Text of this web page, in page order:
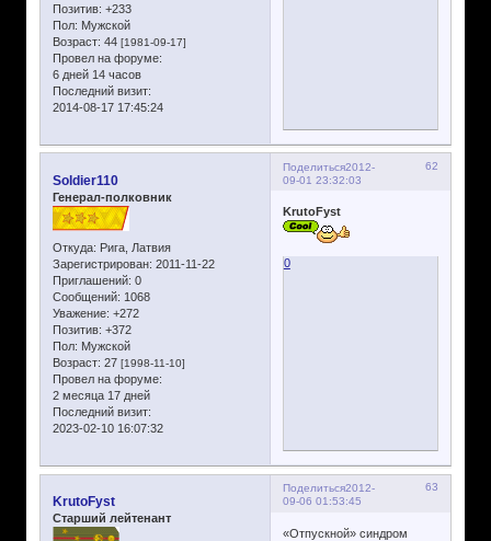
Позитив: +233
Пол: Мужской
Возраст: 44 [1981-09-17]
Провел на форуме:
6 дней 14 часов
Последний визит:
2014-08-17 17:45:24
Поделиться 62
2012-
09-01 23:32:03
Soldier110
Генерал-полковник
Откуда: Рига, Латвия
Зарегистрирован: 2011-11-22
Приглашений: 0
Сообщений: 1068
Уважение: +272
Позитив: +372
Пол: Мужской
Возраст: 27 [1998-11-10]
Провел на форуме:
2 месяца 17 дней
Последний визит:
2023-02-10 16:07:32
KrutoFyst
0
Поделиться 63
2012-
09-06 01:53:45
KrutoFyst
Старший лейтенант
«Отпускной» синдром